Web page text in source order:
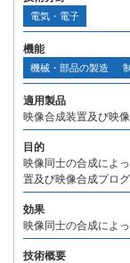
電気・電子
機能
機械・部品の製造
適用製品
映像合成装置及び映
目的
映像同士の合成によ
置及び映像合成プロ
効果
映像同士の合成によ
技術概要